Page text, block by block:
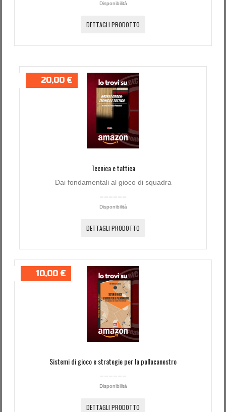
Disponibilità
DETTAGLI PRODOTTO
20,00 €
Tecnica e tattica
Dai fondamentali al gioco di squadra
Disponibilità
DETTAGLI PRODOTTO
10,00 €
Sistemi di gioco e strategie per la pallacanestro
Disponibilità
DETTAGLI PRODOTTO